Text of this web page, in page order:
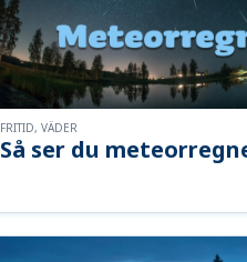
Så ser du
FRITID, VÄDER